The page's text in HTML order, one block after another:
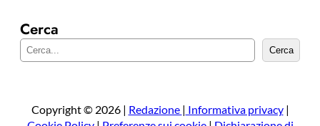
Cerca
e
a
Cerca
Copyright © 2026 | Redazione | Informativa privacy|